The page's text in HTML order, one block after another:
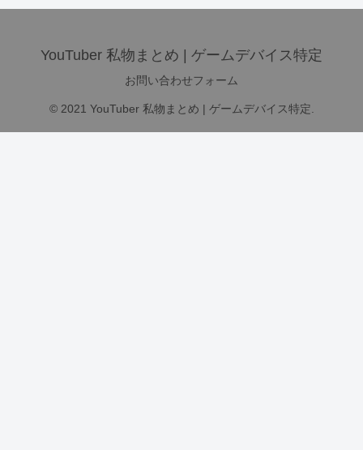
YouTuber 私物まとめ | ゲームデバイス特定
お問い合わせフォーム
© 2021 YouTuber 私物まとめ | ゲームデバイス特定.